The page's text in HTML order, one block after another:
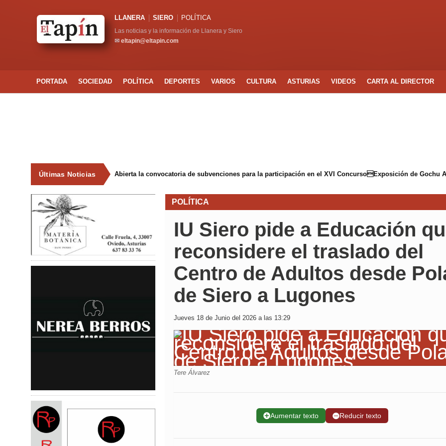
LLANERA SIERO POLÍTICA
Las noticias y la información de Llanera y Siero
✉ eltapin@eltapin.com
PORTADA SOCIEDAD POLÍTICA DEPORTES VARIOS CULTURA ASTURIAS VIDEOS CARTA AL DIRECTOR
Últimas Noticias Abierta la convocatoria de subvenciones para la participación en el XVI ConcursoExposición de Gochu
POLÍTICA
IU Siero pide a Educación
reconsidere el traslado del
Centro de Adultos desde
de Siero a Lugones
Jueves 18 de Junio del 2026 a las 13:29
Tere Álvarez
➕Aumentar texto ➖Reducir texto